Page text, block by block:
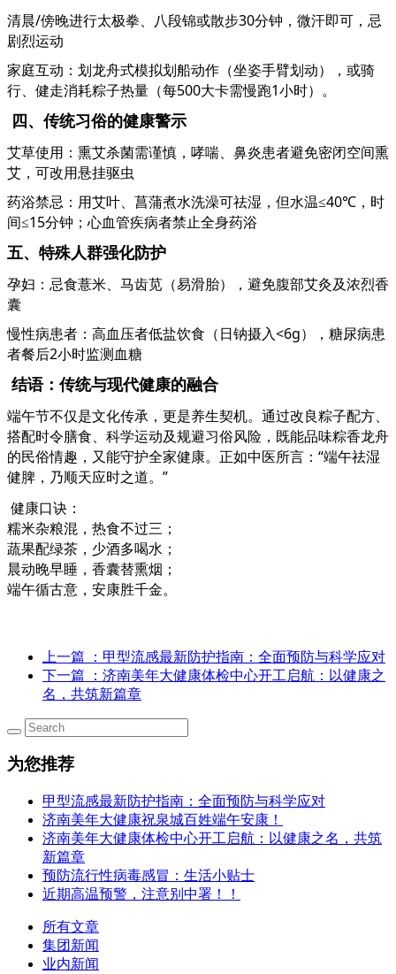
清晨/傍晚进行太极拳、八段锦或散步30分钟，微汗即可，忌
剧烈运动
家庭互动：划龙舟式模拟划船动作（坐姿手臂划动），或骑
行、健走消耗粽子热量（每500大卡需慢跑1小时）。
四、传统习俗的健康警示
艾草使用：熏艾杀菌需谨慎，哮喘、鼻炎患者避免密闭空间熏
艾，可改用悬挂驱虫
药浴禁忌：用艾叶、菖蒲煮水洗澡可祛湿，但水温≤40℃，时
间≤15分钟；心血管疾病者禁止全身药浴
五、特殊人群强化防护
孕妇：忌食薏米、马齿苋（易滑胎），避免腹部艾灸及浓烈香
囊
慢性病患者：高血压者低盐饮食（日钠摄入<6g），糖尿病患
者餐后2小时监测血糖
结语：传统与现代健康的融合
端午节不仅是文化传承，更是养生契机。通过改良粽子配方、
搭配时令膳食、科学运动及规避习俗风险，既能品味粽香龙舟
的民俗情趣，又能守护全家健康。正如中医所言： “端午祛湿
健脾，乃顺天应时之道。”
健康口诀：
糯米杂粮混，热食不过三；
蔬果配绿茶，少酒多喝水；
晨动晚早睡，香囊替熏烟；
端午循古意，安康胜千金。
上一篇
：甲型流感最新防护指南：全面预防与科学应对
下一篇
：济南美年大健康体检中心开工启航：以健康之
名，共筑新篇章
为您推荐
甲型流感最新防护指南：全面预防与科学应对
济南美年大健康祝泉城百姓端午安康！
济南美年大健康体检中心开工启航：以健康之名，共筑
新篇章
预防流行性病毒感冒：生活小贴士
近期高温预警，注意别中署！！
所有文章
集团新闻
业内新闻